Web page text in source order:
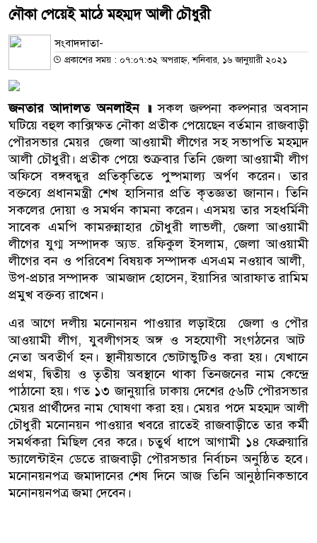
নৌকা পেয়েই মাঠে মহম্মদ আলী চৌধুরী
সংবাদদাতা-
প্রকাশের সময় : ০৭:০৭:৩২ অপরাহ্ন, শনিবার, ১৬ জানুয়ারী ২০২১
জনতার আদালত অনলাইন ॥সকল জল্পনা কল্পনার অবসান
ঘটিয়ে বহুল কাক্সিক্ষত নৌকা প্রতীক পেয়েছেন বর্তমান রাজবাড়ী
পৌরসভার মেয়র জেলা আওয়ামী লীগের সহ সভাপতি মহম্মদ
আলী চৌধুরী। প্রতীক পেয়ে শুক্রবার তিনি জেলা আওয়ামী লীগ
অফিসে বঙ্গবন্ধুর প্রতিকৃতিতে পুষ্পমাল্য অর্পণ করেন। তার
বক্তব্যে প্রধানমন্ত্রী শেখ হাসিনার প্রতি কৃতজ্ঞতা জানান। তিনি
সকলের দোয়া ও সমর্থন কামনা করেন। এসময় তার সহধর্মিনী
সাবেক এমপি কামরুন্নাহার চৌধুরী লাভলী, জেলা আওয়ামী
লীগের যুগ্ম সম্পাদক অ্যড. রফিকুল ইসলাম, জেলা আওয়ামী
লীগের বন ও পরিবেশ বিষয়ক সম্পাদক এসএম নওয়াব আলী,
উপ-প্রচার সম্পাদক আমজাদ হোসেন, ইয়াসির আরাফাত রামিম
প্রমুখ বক্তব্য রাখেন।
এর আগে দলীয় মনোনয়ন পাওয়ার লড়াইয়ে জেলা ও পৌর
আওয়ামী লীগ, যুবলীগসহ অঙ্গ ও সহযোগী সংগঠনের আট
নেতা অবতীর্ণ হন। স্থানীয়ভাবে ভোটাভুটিও করা হয়। যেখানে
প্রথম, দ্বিতীয় ও তৃতীয় অবস্থানে থাকা তিনজনের নাম কেন্দ্রে
পাঠানো হয়। গত ১৩ জানুয়ারি ঢাকায় দেশের ৫৬টি পৌরসভার
মেয়র প্রার্থীদের নাম ঘোষণা করা হয়। মেয়র পদে মহম্মদ আলী
চৌধুরী মনোনয়ন পাওয়ার খবরে রাতেই রাজবাড়ীতে তার কর্মী
সমর্থকরা মিছিল বের করে। চতুর্থ ধাপে আগামী ১৪ ফেব্রুয়ারি
ভ্যালেন্টাইন ডেতে রাজবাড়ী পৌরসভার নির্বাচন অনুষ্ঠিত হবে।
মনোনয়নপত্র জমাদানের শেষ দিনে আজ তিনি আনুষ্ঠানিকভাবে
মনোনয়নপত্র জমা দেবেন।